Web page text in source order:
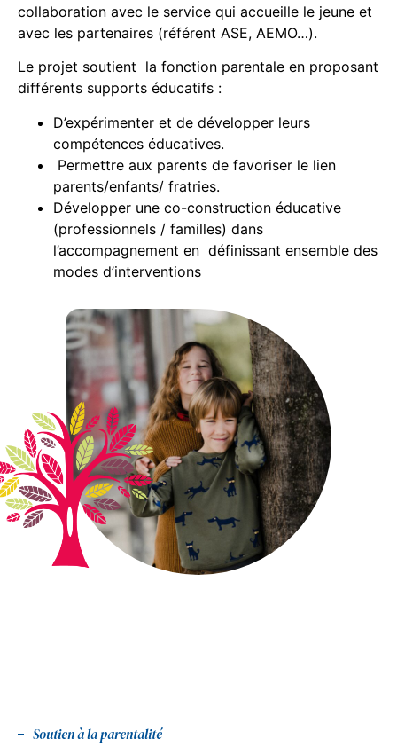
collaboration avec le service qui accueille le jeune et
avec les partenaires (référent ASE, AEMO…).
Le projet soutient la fonction parentale en proposant
différents supports éducatifs :
D’expérimenter et de développer leurs
compétences éducatives.
Permettre aux parents de favoriser le lien
parents/enfants/ fratries.
Développer une co-construction éducative
(professionnels / familles) dans
l’accompagnement en définissant ensemble des
modes d’interventions
Soutien à la parentalité